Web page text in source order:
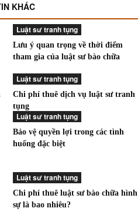
KHÁC
Luật sư tranh tụng
Lưu ý quan trọng về thời điểm
tham gia của luật sư bào chữa
Luật sư tranh tụng
Chi phí thuê dịch vụ luật sư tranh
tụng
Luật sư tranh tụng
Bảo vệ quyền lợi trong các tình
huống đặc biệt
Luật sư tranh tụng
Chi phí thuê luật sư bào chữa hình
sự là bao nhiêu?